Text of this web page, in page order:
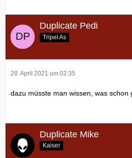
Duplicate Pedi
Tripel As
28. April 2021 um 02:35
dazu müsste man wissen, was schon
Duplicate Mike
Kaiser